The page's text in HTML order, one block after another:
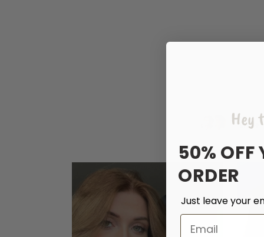
Eline,
Hey
50% OFF
ORDER
Just leave your
Email